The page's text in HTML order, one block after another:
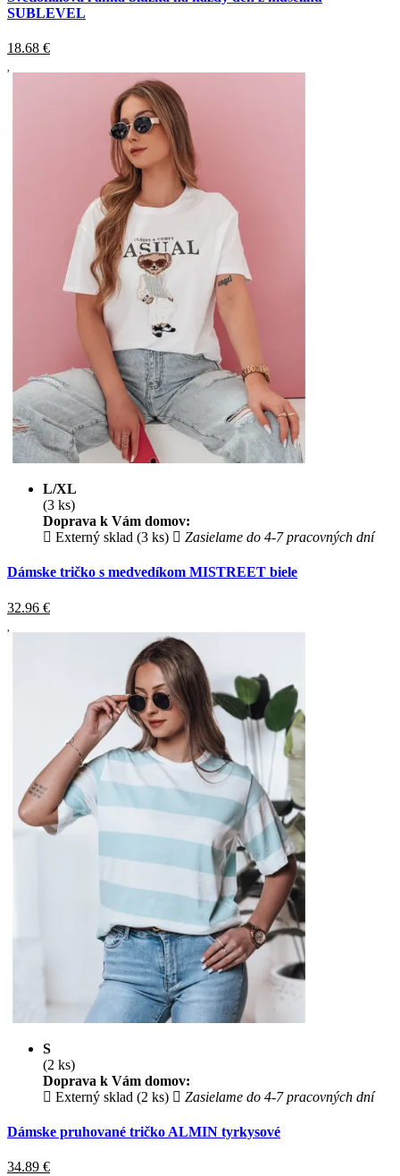
SUBLEVEL
18.68 €
L/XL
(3 ks)
Doprava k Vám domov:
Externý sklad (3 ks)
Zasielame do 4-7 pracovných dní
Dámske tričko s medvedíkom MISTREET biele
32.96 €
S
(2 ks)
Doprava k Vám domov:
Externý sklad (2 ks)
Zasielame do 4-7 pracovných dní
Dámske pruhované tričko ALMIN tyrkysové
34.89 €